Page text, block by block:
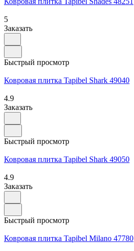
5
Заказать
Быстрый просмотр
Ковровая плитка Tapibel Shark 49040
4.9
Заказать
Быстрый просмотр
Ковровая плитка Tapibel Shark 49050
4.9
Заказать
Быстрый просмотр
Ковровая плитка Tapibel Milano 47780